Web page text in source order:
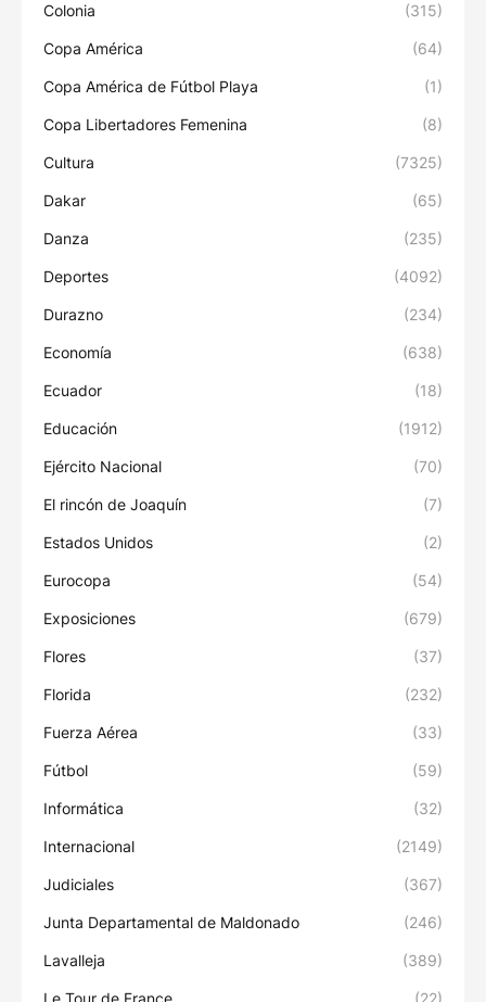
Colonia (315)
Copa América (64)
Copa América de Fútbol Playa (1)
Copa Libertadores Femenina (8)
Cultura (7325)
Dakar (65)
Danza (235)
Deportes (4092)
Durazno (234)
Economía (638)
Ecuador (18)
Educación (1912)
Ejército Nacional (70)
El rincón de Joaquín (7)
Estados Unidos (2)
Eurocopa (54)
Exposiciones (679)
Flores (37)
Florida (232)
Fuerza Aérea (33)
Fútbol (59)
Informática (32)
Internacional (2149)
Judiciales (367)
Junta Departamental de Maldonado (246)
Lavalleja (389)